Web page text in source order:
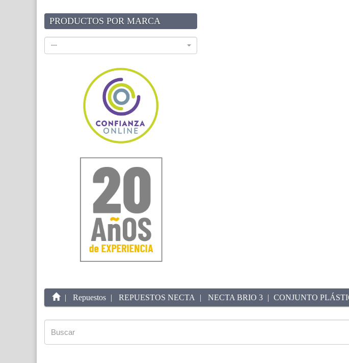
PRODUCTOS POR MARCA
---
Repuestos REPUESTOS NECTA NECTA BRIO 3 CONJUNTO